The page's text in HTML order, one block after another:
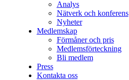
Analys
Nätverk och konferens
Nyheter
Medlemskap
Förmåner och pris
Medlemsförteckning
Bli medlem
Press
Kontakta oss